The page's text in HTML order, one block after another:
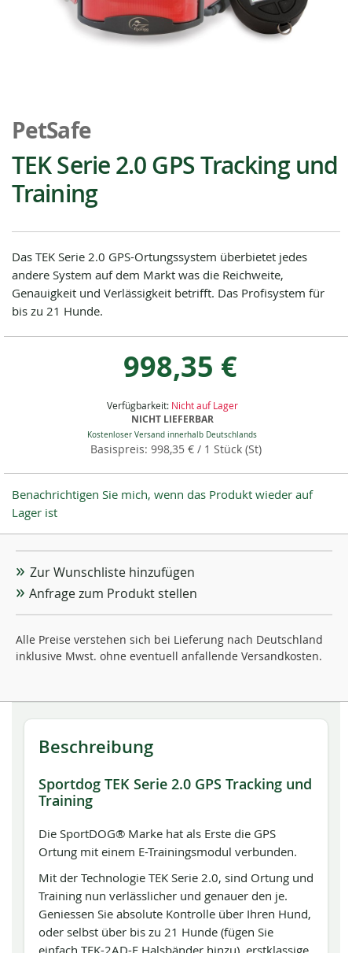
Anfang
der
Bildgalerie
springen
PetSafe
TEK Serie 2.0 GPS Tracking und
Training
Das TEK Serie 2.0 GPS-Ortungssystem überbietet jedes
andere System auf dem Markt was die Reichweite,
Genauigkeit und Verlässigkeit betrifft. Das Profisystem für
bis zu 21 Hunde.
998,35 €
998,35 € / 1 Stück (St)
Verfügbarkeit: Nicht auf Lager
NICHT LIEFERBAR
Kostenloser Versand innerhalb Deutschlands
Benachrichtigen Sie mich, wenn das Produkt wieder auf
Lager ist
Zur Wunschliste hinzufügen
Anfrage zum Produkt stellen
Alle Preise verstehen sich bei Lieferung nach Deutschland
inklusive Mwst. ohne eventuell anfallende Versandkosten.
Beschreibung
Sportdog TEK Serie 2.0 GPS Tracking und
Training
Die SportDOG® Marke hat als Erste die GPS
Ortung mit einem E-Trainingsmodul verbunden.
Mit der Technologie TEK Serie 2.0, sind Ortung und
Training nun verlässlicher und genauer den je.
Geniessen Sie absolute Kontrolle über Ihren Hund,
oder selbst über bis zu 21 Hunde (fügen Sie
einfach TEK-2AD-E Halsbänder hinzu), erstklassige